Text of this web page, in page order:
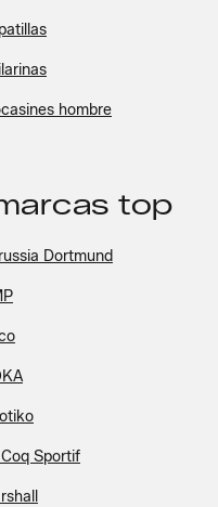
hombre
top
Dortmund
Sportif